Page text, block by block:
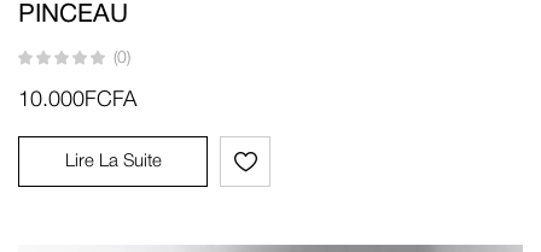
PINCEAU
(0)
10.000FCFA
Lire La Suite